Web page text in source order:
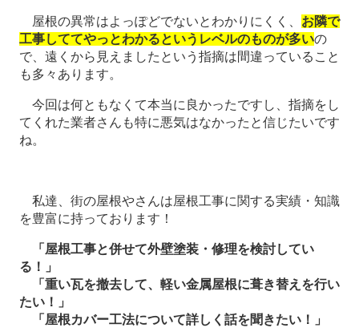
屋根の異常はよっぽどでないとわかりにくく、 お隣で
工事しててやっとわかるというレベルのものが多いの
で、遠くから見えましたという指摘は間違っていること
も多々あります。
今回は何ともなくて本当に良かったですし、指摘をし
てくれた業者さんも特に悪気はなかったと信じたいです
ね。
私達、街の屋根やさんは屋根工事に関する実績・知識
を豊富に持っております！
「屋根工事と併せて外壁塗装・修理を検討してい
る！」
「重い瓦を撤去して、軽い金属屋根に葺き替えを行い
たい！」
「屋根カバー工法について詳しく話を聞きたい！」